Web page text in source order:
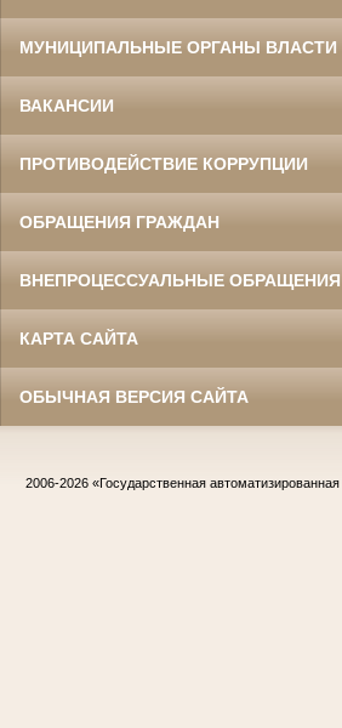
МУНИЦИПАЛЬНЫЕ ОРГАНЫ ВЛАСТИ
ВАКАНСИИ
ПРОТИВОДЕЙСТВИЕ КОРРУПЦИИ
ОБРАЩЕНИЯ ГРАЖДАН
ВНЕПРОЦЕССУАЛЬНЫЕ ОБРАЩЕНИЯ
КАРТА САЙТА
ОБЫЧНАЯ ВЕРСИЯ САЙТА
2006-2026 «Государственная